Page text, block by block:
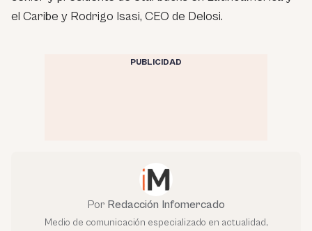
el Caribe y Rodrigo Isasi, CEO de Delosi.
PUBLICIDAD
Por Redacción Infomercado
Medio de comunicación especializado en actualidad,